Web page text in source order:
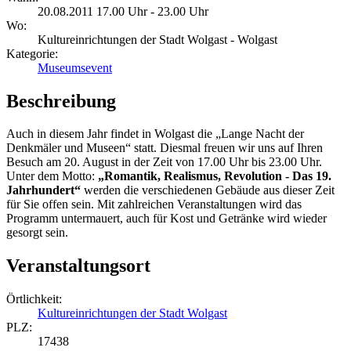
20.08.2011 17.00 Uhr - 23.00 Uhr
Wo:
Kultureinrichtungen der Stadt Wolgast - Wolgast
Kategorie:
Museumsevent
Beschreibung
Auch in diesem Jahr findet in Wolgast die „Lange Nacht der
Denkmäler und Museen“ statt. Diesmal freuen wir uns auf Ihren
Besuch am 20. August in der Zeit von 17.00 Uhr bis 23.00 Uhr.
Unter dem Motto: „Romantik, Realismus, Revolution - Das 19.
Jahrhundert“ werden die verschiedenen Gebäude aus dieser Zeit
für Sie offen sein. Mit zahlreichen Veranstaltungen wird das
Programm untermauert, auch für Kost und Getränke wird wieder
gesorgt sein.
Veranstaltungsort
Örtlichkeit:
Kultureinrichtungen der Stadt Wolgast
PLZ:
17438